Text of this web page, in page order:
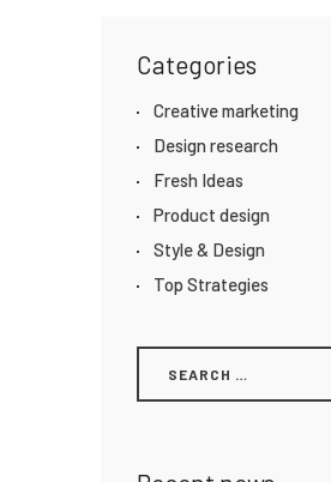
Categories
Creative marketing
Design research
Fresh Ideas
Product design
Style & Design
Top Strategies